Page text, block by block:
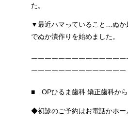
た。
▼最近ハマっていること…ぬか
でぬか漬作りを始めました。
￣￣￣￣￣￣￣￣￣￣￣￣￣
￣￣￣￣￣￣￣￣￣￣￣￣￣￣
■ OPひるま歯科 矯正歯科か
◆初診のご予約はお電話かホ